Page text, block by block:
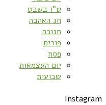
ט”ו בשבט
חג האהבה
חנוכה
פורים
פסח
יום העצמאות
שבועות
Instagram